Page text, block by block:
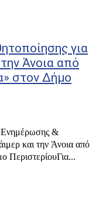
για
Άνοια από
στον Δήμο
&
και την Άνοια από